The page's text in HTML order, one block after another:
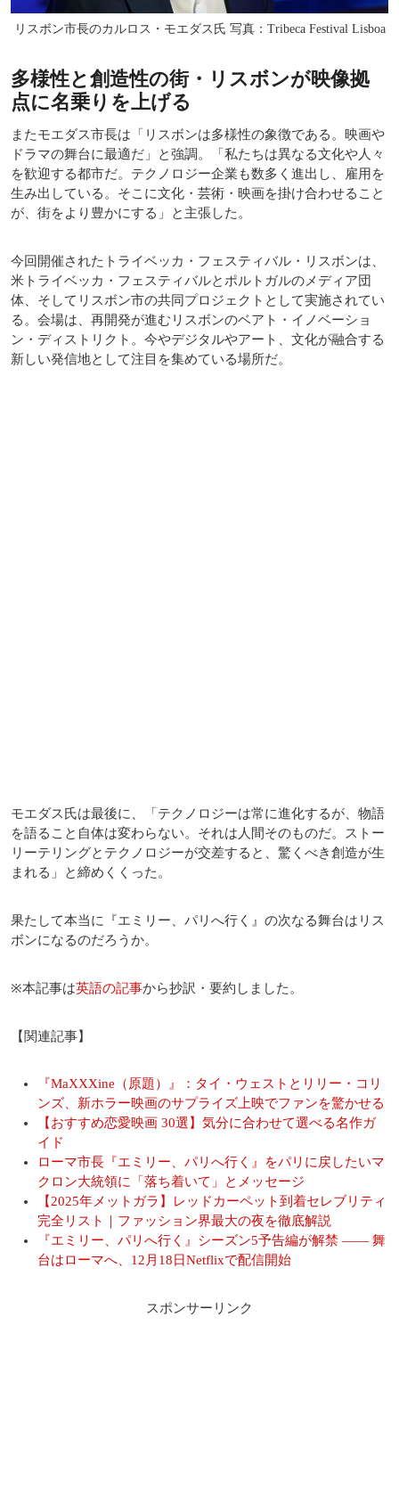
リスボン市長のカルロス・モエダス氏 写真：Tribeca Festival Lisboa
多様性と創造性の街・リスボンが映像拠
点に名乗りを上げる
またモエダス市長は「リスボンは多様性の象徴である。映画や
ドラマの舞台に最適だ」と強調。「私たちは異なる文化や人々
を歓迎する都市だ。テクノロジー企業も数多く進出し、雇用を
生み出している。そこに文化・芸術・映画を掛け合わせること
が、街をより豊かにする」と主張した。
今回開催されたトライベッカ・フェスティバル・リスボンは、
米トライベッカ・フェスティバルとポルトガルのメディア団
体、そしてリスボン市の共同プロジェクトとして実施されてい
る。会場は、再開発が進むリスボンのベアト・イノベーショ
ン・ディストリクト。今やデジタルやアート、文化が融合する
新しい発信地として注目を集めている場所だ。
モエダス氏は最後に、「テクノロジーは常に進化するが、物語
を語ること自体は変わらない。それは人間そのものだ。ストー
リーテリングとテクノロジーが交差すると、驚くべき創造が生
まれる」と締めくくった。
果たして本当に『エミリー、パリへ行く』の次なる舞台はリス
ボンになるのだろうか。
※本記事は英語の記事から抄訳・要約しました。
【関連記事】
『MaXXXine（原題）』：タイ・ウェストとリリー・コリ
ンズ、新ホラー映画のサプライズ上映でファンを驚かせる
【おすすめ恋愛映画 30選】気分に合わせて選べる名作ガ
イド
ローマ市長『エミリー、パリへ行く』をパリに戻したいマ
クロン大統領に「落ち着いて」とメッセージ
【2025年メットガラ】レッドカーペット到着セレブリティ
完全リスト｜ファッション界最大の夜を徹底解説
『エミリー、パリへ行く』シーズン5予告編が解禁 ―― 舞
台はローマへ、12月18日Netflixで配信開始
スポンサーリンク